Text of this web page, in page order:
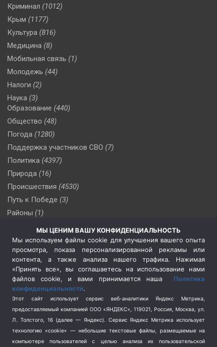
Криминал (1012)
Крым (1177)
Культура (816)
Медицина (8)
Мобильная связь (1)
Молодежь (44)
Налоги (2)
Наука (3)
Образование (440)
Общество (48)
Погода (1280)
Поддержка участников СВО (7)
Политика (4397)
Природа (16)
Происшествия (4530)
Путь к Победе (3)
Районы (1)
Сельское хозяйство (3)
Социальная политика
(3)
Спецоперация в Украине
Спецоперация на Украине
(404)
Спорт (740)
Терроризм (1)
Транспорт (262)
Туризм (178)
МЫ ЦЕНИМ ВАШУ КОНФИДЕНЦИАЛЬНОСТЬ
Мы используем файлы cookie для улучшения вашего опыта
просмотра, показа персонализированной рекламы или
контента, а также анализа нашего трафика. Нажимая
«Принять все», вы соглашаетесь на использование нами
файлов cookie, и вами принимается наша Политика
конфиденциальности.
Этот сайт использует сервис веб-аналитики Яндекс Метрика,
предоставляемый компанией ООО «ЯНДЕКС», 119021, Россия, Москва, ул.
Л. Толстого, 16 (далее — Яндекс). Сервис Яндекс Метрика использует
технологию «cookie» — небольшие текстовые файлы, размещаемые на
компьютере пользователей с целью анализа их пользовательской